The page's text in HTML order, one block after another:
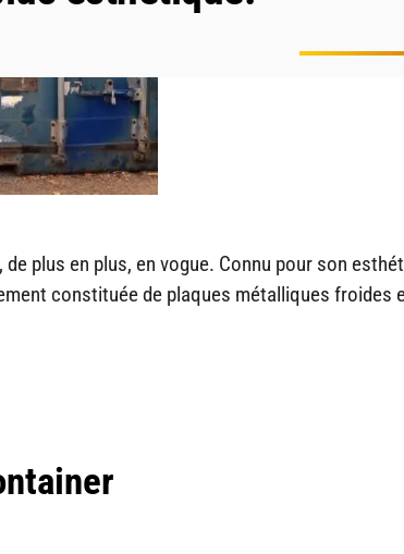
plus en plus, en vogue. Connu pour son
constituée de plaques métalliques froides